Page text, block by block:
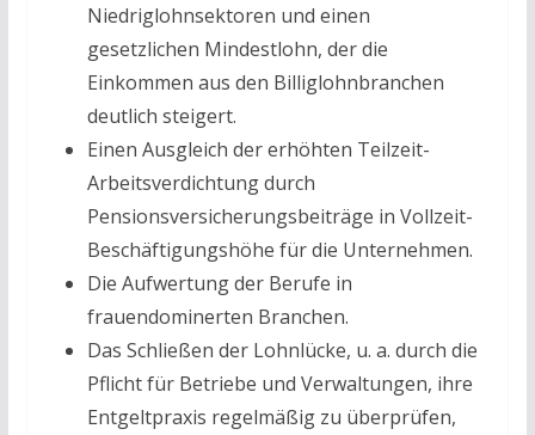
Niedriglohnsektoren und einen
gesetzlichen Mindestlohn, der die
Einkommen aus den Billiglohnbranchen
deutlich steigert.
Einen Ausgleich der erhöhten Teilzeit-
Arbeitsverdichtung durch
Pensionsversicherungsbeiträge in Vollzeit-
Beschäftigungshöhe für die Unternehmen.
Die Aufwertung der Berufe in
frauendominerten Branchen.
Das Schließen der Lohnlücke, u. a. durch die
Pflicht für Betriebe und Verwaltungen, ihre
Entgeltpraxis regelmäßig zu überprüfen,